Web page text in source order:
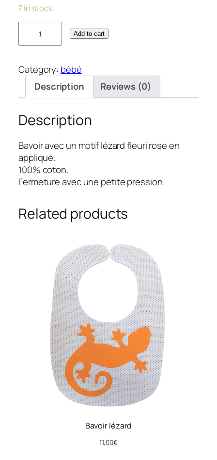
7 in stock
o
i
l
é
z
r
d
r
o
e
q
Add to cart
Category: bébé
Description
Reviews (0)
Description
Bavoir avec un motif lézard fleuri rose en
appliqué.
100% coton.
Fermeture avec une petite pression.
Related products
Bavoir lézard
11,00€